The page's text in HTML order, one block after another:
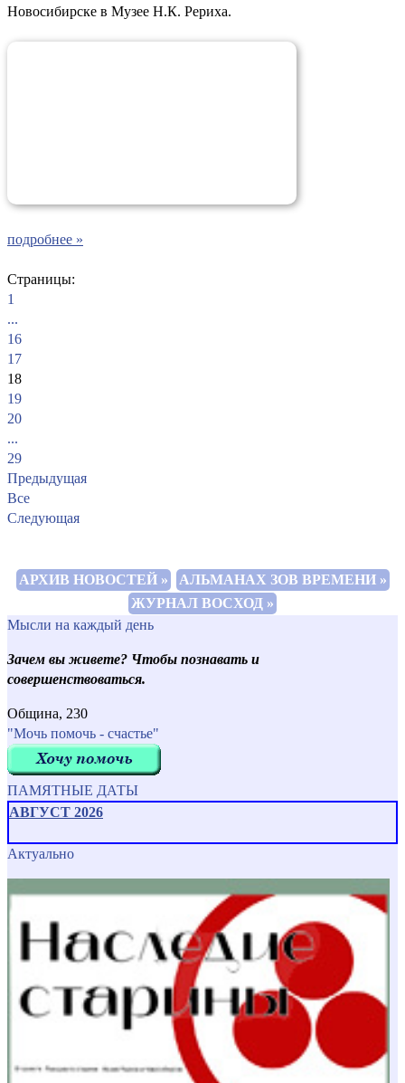
Новосибирске в Музее Н.К. Рериха.
подробнее »
Страницы:
1
...
16
17
18
19
20
...
29
Предыдущая
Все
Следующая
АРХИВ НОВОСТЕЙ »
АЛЬМАНАХ ЗОВ ВРЕМЕНИ »
ЖУРНАЛ ВОСХОД »
Мысли на каждый день
Зачем вы живете? Чтобы познавать и
совершенствоваться.
Община, 230
"Мочь помочь - счастье"
ПАМЯТНЫЕ ДАТЫ
АВГУСТ 2026
Актуально